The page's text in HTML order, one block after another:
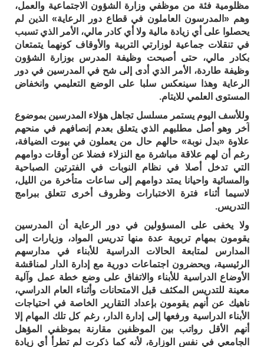
مظلومية فئة من موظفي وزارة الشؤون الاجتماعية والعمل،
وهم «المدرسون العاملون في قطاع دور الرعاية» الذين لم
يحصلوا على أي زيادة مالية ولا أي كادر مالي، الأمر الذي تسبب
في تنقلات جماعية لوزارتي التربية والأوقاف كونهما يتمتعان
بكادر مالي، حتى أصبحت وظيفة المدرس بوزارة الشؤون
وظيفة طاردة، الأمر الذي أدى إلى شح في المدرسين في دور
الرعاية وهذا سينعكس سلبا على الوضع التعليمي وانخفاض
المستوى العلمي للايتام.
وللأسف اليوم يستمر مسلسل تجاهل هؤلاء المدرسين بموضوع
آخر وهو أصل مطلبهم الذي يتعلق بعدم إنصافهم في منحهم
علاوة «بدل نوبة» حالهم حال من يعملون في بيوت الضيافة،
رغم أن لهم علاقة مباشرة مع النزلاء فضلا عن أوقات دوامهم
التي تدخل أصلا في نظام النوبات في الفترتين الصباحية
والمسائية واحيانا يمتد دوامهم إلى ساعات متأخرة من الليل،
لاسيما أثناء فترة الاختبارات وظروف أخرى تتعلق ببرامج
التدريس.
ولا يخفى على المسؤولين في دور الرعاية أن المدرسين
يقومون بمهام تربوية عدة منها تدريس المواد، وزيارات إلى
المدارس لمتابعة الحالات الدراسية للأبناء في مدارسهم
الرئيسية، ويحضرون اجتماعات دورية مع إدارة الدار لمناقشة
الأوضاع الدراسية للأبناء والاتفاق على وضع خطة عمل وآلية
معينة للتدريس المكثف قبل الامتحانات وأثناء العام الدراسي،
ناهيك عن أنهم يقومون بإعداد التقارير الخاصة في احتياجات
الأبناء الدراسية ورفعها إلى إدارة الدار، رغم كل تلك المهام إلا
أنهم الأقل رواتب بين الموظفين مقارنة بموظفي المؤهل
الجامعي في نفس الوزارة، لأنه كما ذكرت لم تطرأ أي زيادة